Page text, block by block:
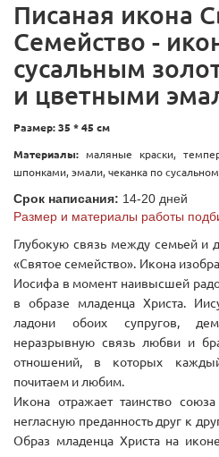
Писаная икона
Семейство -
сусальным
и цветными
Размер: 35 * 45 см
Материалы: маляные краски,
шпонками, эмали, чеканка по
Срок написания: 14-20 дней
Размер и материалы работы
Глубокую связь между семьей и
«Святое семейство». Икона
Иосифа в момент наивысшей
в образе младенца Христа.
ладони обоих супругов,
неразрывную связь любви и
отношений, в которых
почитаем и любим.
Икона отражает таинство
негласную преданность друг к
Образ младенца Христа на